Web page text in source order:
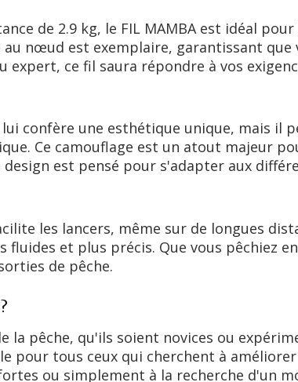
de 2.9 kg, le FIL MAMBA est idéal
au nœud est exemplaire, garantissant
expert, ce fil saura répondre à vos
confère une esthétique unique, mais il
Ce camouflage est un atout majeur
est pensé pour s'adapter aux
les lancers, même sur de longues
et plus précis. Que vous pêchiez
de pêche.
pêche, qu'ils soient novices ou
pour tous ceux qui cherchent à
ou simplement à la recherche d'un